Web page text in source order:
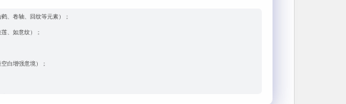
、卷轴、回纹等元素）；
、如意纹）；
白增强意境）；